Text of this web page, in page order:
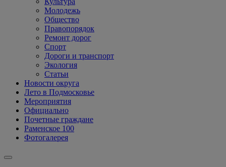
Молодежь
Общество
Правопорядок
Ремонт дорог
Спорт
Дороги и транспорт
Экология
Статьи
Новости округа
Лето в Подмосковье
Мероприятия
Официально
Почетные граждане
Раменское 100
Фотогалерея